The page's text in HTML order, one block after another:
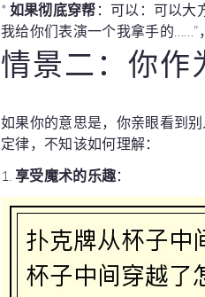
* 如果彻底穿帮 ：可以：可以大
我给你们表演一个我拿手的……”
情景二：你作
如果你的意思是，你亲眼看到
定律，不知该如何理解：
1. 享受魔术的乐趣：